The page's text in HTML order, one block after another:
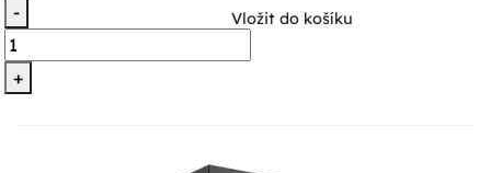
-
+
Vložit do košíku